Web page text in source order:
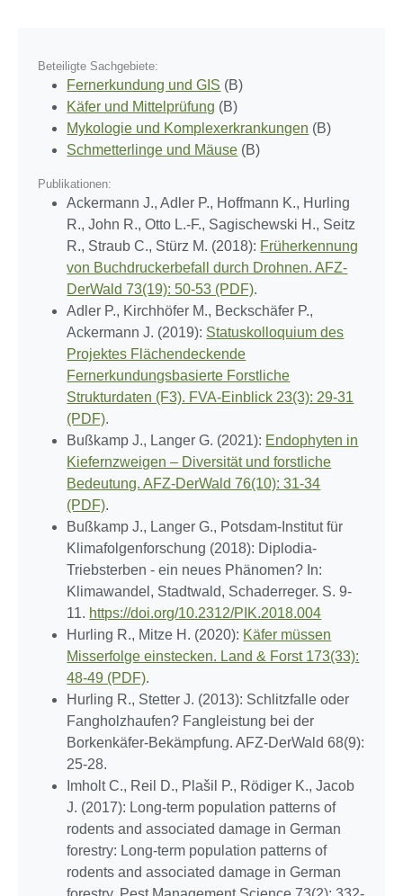
Beteiligte Sachgebiete:
Fernerkundung und GIS (B)
Käfer und Mittelprüfung (B)
Mykologie und Komplexerkrankungen (B)
Schmetterlinge und Mäuse (B)
Publikationen:
Ackermann J., Adler P., Hoffmann K., Hurling
R., John R., Otto L.-F., Sagischewski H., Seitz
R., Straub C., Stürz M. (2018): Früherkennung
von Buchdruckerbefall durch Drohnen. AFZ-
DerWald 73(19): 50-53 (PDF).
Adler P., Kirchhöfer M., Beckschäfer P.,
Ackermann J. (2019): Statuskolloquium des
Projektes Flächendeckende
Fernerkundungsbasierte Forstliche
Strukturdaten (F3). FVA-Einblick 23(3): 29-31
(PDF).
Bußkamp J., Langer G. (2021): Endophyten in
Kiefernzweigen – Diversität und forstliche
Bedeutung. AFZ-DerWald 76(10): 31-34
(PDF).
Bußkamp J., Langer G., Potsdam-Institut für
Klimafolgenforschung (2018): Diplodia-
Triebsterben - ein neues Phänomen? In:
Klimawandel, Stadtwald, Schaderreger. S. 9-
11. https://doi.org/10.2312/PIK.2018.004
Hurling R., Mitze H. (2020): Käfer müssen
Misserfolge einstecken. Land & Forst 173(33):
48-49 (PDF).
Hurling R., Stetter J. (2013): Schlitzfalle oder
Fangholzhaufen? Fangleistung bei der
Borkenkäfer-Bekämpfung. AFZ-DerWald 68(9):
25-28.
Imholt C., Reil D., Plašil P., Rödiger K., Jacob
J. (2017): Long-term population patterns of
rodents and associated damage in German
forestry: Long-term population patterns of
rodents and associated damage in German